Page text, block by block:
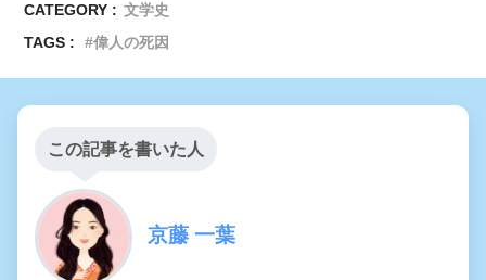
CATEGORY : 文学史
TAGS :
偉人の死因
この記事を書いた人
京藤 一葉